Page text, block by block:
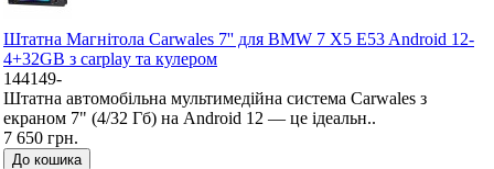
Штатна Mагнітола Carwales 7'' для BMW 7 X5 E53 Android 12-
4+32GB з carplay та кулером
144149-
Штатна автомобільна мультимедійна система Carwales з
екраном 7" (4/32 Гб) на Android 12 — це ідеальн..
7 650 грн.
До кошика